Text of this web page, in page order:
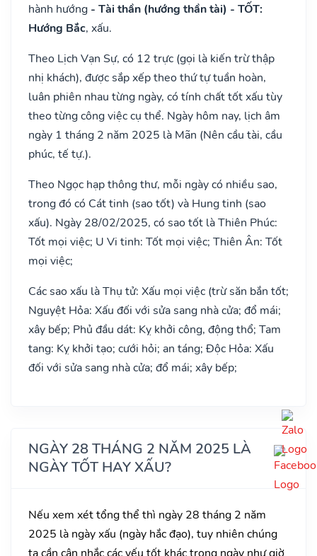
hành hướng - Tài thần (hướng thần tài) - TỐT:
Hướng Bắc, xấu.
Theo Lịch Vạn Sự, có 12 trực (gọi là kiến trừ thập
nhị khách), được sắp xếp theo thứ tự tuần hoàn,
luân phiên nhau từng ngày, có tính chất tốt xấu tùy
theo từng công việc cụ thể. Ngày hôm nay, lịch âm
ngày 1 tháng 2 năm 2025 là Mãn (Nên cầu tài, cầu
phúc, tế tự.).
Theo Ngọc hạp thông thư, mỗi ngày có nhiều sao,
trong đó có Cát tinh (sao tốt) và Hung tinh (sao
xấu). Ngày 28/02/2025, có sao tốt là Thiên Phúc:
Tốt mọi việc; U Vi tinh: Tốt mọi việc; Thiên Ân: Tốt
mọi việc;
Các sao xấu là Thụ tử: Xấu mọi việc (trừ săn bắn tốt;
Nguyệt Hỏa: Xấu đối với sửa sang nhà cửa; đổ mái;
xây bếp; Phủ đầu dát: Kỵ khởi công, động thổ; Tam
tang: Kỵ khởi tạo; cưới hỏi; an táng; Độc Hỏa: Xấu
đối với sửa sang nhà cửa; đổ mái; xây bếp;
NGÀY 28 THÁNG 2 NĂM 2025 LÀ
NGÀY TỐT HAY XẤU?
Nếu xem xét tổng thể thì ngày 28 tháng 2 năm
2025 là ngày xấu (ngày hắc đạo), tuy nhiên chúng